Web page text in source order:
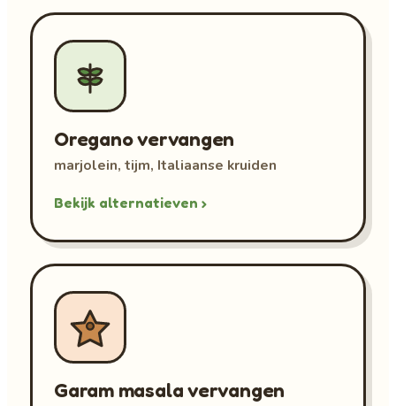
Oregano vervangen
marjolein, tijm, Italiaanse kruiden
Bekijk alternatieven ›
Garam masala vervangen